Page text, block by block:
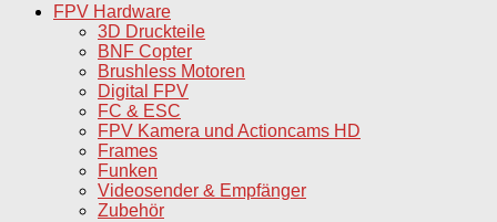
FPV Hardware
3D Druckteile
BNF Copter
Brushless Motoren
Digital FPV
FC & ESC
FPV Kamera und Actioncams HD
Frames
Funken
Videosender & Empfänger
Zubehör